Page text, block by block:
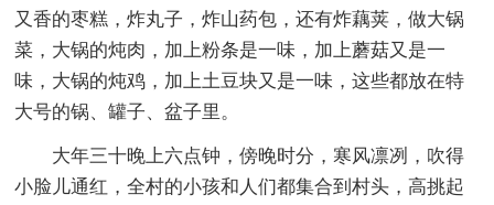
又香的枣糕，炸丸子，炸山药包，还有炸藕荚，做大锅
菜，大锅的炖肉，加上粉条是一味，加上蘑菇又是一
味，大锅的炖鸡，加上土豆块又是一味，这些都放在特
大号的锅、罐子、盆子里。
大年三十晚上六点钟，傍晚时分，寒风凛冽，吹得
小脸儿通红，全村的小孩和人们都集合到村头，高挑起